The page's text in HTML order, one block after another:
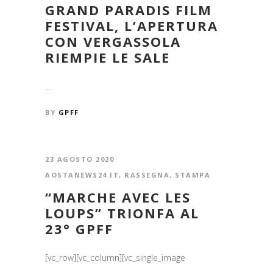
GRAND PARADIS FILM
FESTIVAL, L’APERTURA
CON VERGASSOLA
RIEMPIE LE SALE
...
BY GPFF
23 AGOSTO 2020
AOSTANEWS24.IT, RASSEGNA, STAMPA
“MARCHE AVEC LES
LOUPS” TRIONFA AL
23° GPFF
[vc_row][vc_column][vc_single_image